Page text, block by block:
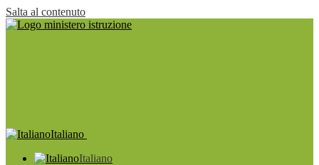
Salta al contenuto
Italiano
Italiano